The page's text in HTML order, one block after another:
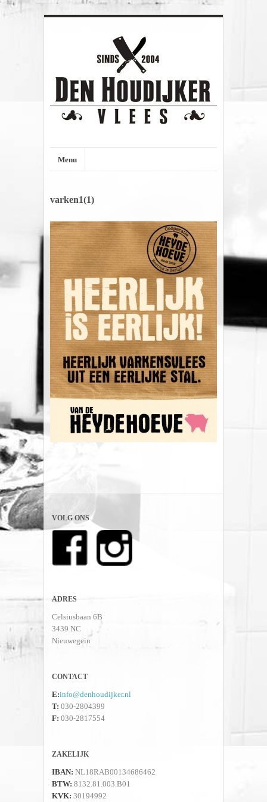
Menu
varken1(1)
VOLG ONS
ADRES
Celsiusbaan 6B
3439 NC
Nieuwegein
CONTACT
E:info@denhoudijker.nl
T: 030-2804399
F: 030-2817554
ZAKELIJK
IBAN: NL18RAB00134686462
BTW: 8132.81.003.B01
KVK: 30194992